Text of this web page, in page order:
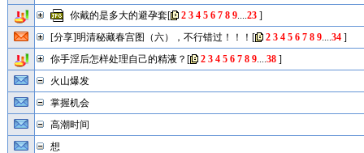
你戴的是多大的避孕套[ 2 3 4 5 6 7 8 9....23]
[分享]明清秘藏春宫图（六），不行错过！！！ [ 2 3 4 5 6 7 8 9....34]
你手淫后怎样处理自己的精液？ [ 2 3 4 5 6 7 8 9....38]
火山爆发
掌握机会
高潮时间
想